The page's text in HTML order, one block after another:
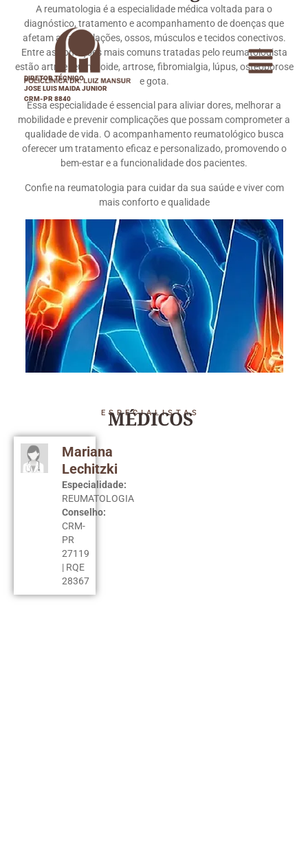
DIRETOR TÉCNICO
JOSE LUIS MAIDA JUNIOR
CRM-PR 8840
A reumatologia é a especialidade médica voltada para o
diagnóstico, tratamento e acompanhamento de doenças que
afetam as articulações, ossos, músculos e tecidos conectivos.
Entre as condições mais comuns tratadas pelo reumatologista
estão artrite reumatoide, artrose, fibromialgia, lúpus, osteoporose
e gota.
Essa especialidade é essencial para aliviar dores, melhorar a
mobilidade e prevenir complicações que possam comprometer a
qualidade de vida. O acompanhamento reumatológico busca
oferecer um tratamento eficaz e personalizado, promovendo o
bem-estar e a funcionalidade dos pacientes.
Confie na reumatologia para cuidar da sua saúde e viver com
mais conforto e qualidade
ESPECIALISTAS
MÉDICOS
Mariana
Lechitzki
Especialidade:
REUMATOLOGIA
Conselho:
CRM-
PR
27119
| RQE
28367